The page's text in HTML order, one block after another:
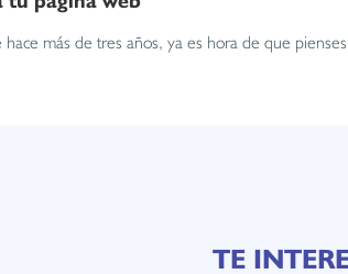
hace más de tres años, ya es hora de que
TE